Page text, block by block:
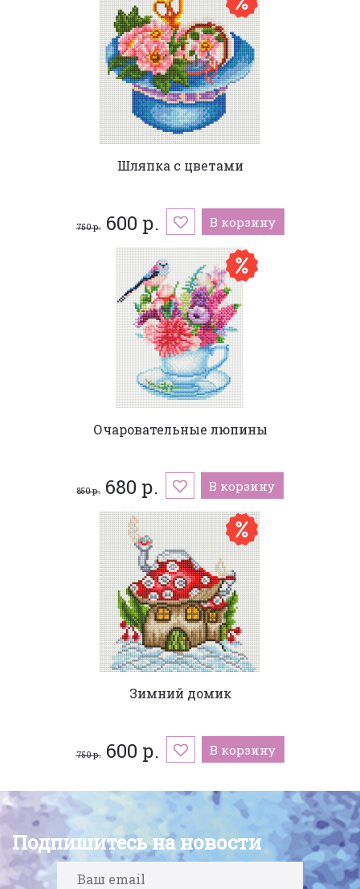
Шляпка с цветами
750 р.600 р. В корзину
Очаровательные люпины
850 р.680 р. В корзину
Зимний домик
750 р.600 р. В корзину
Подпишитесь на новости